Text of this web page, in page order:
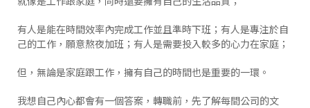
有人是能在時間效率內完成工作並且準時下班；有人是專注於自
己的工作，願意熬夜加班；有人是需要投入較多的心力在家庭；
但，無論是家庭跟工作，擁有自己的時間也是重要的一環。
我想自己內心都會有一個答案，轉職前，先了解每間公司的文